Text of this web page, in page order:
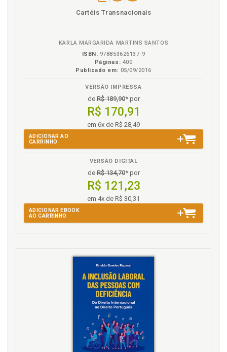
Cartéis Transnacionais
KARLA MARGARIDA MARTINS SANTOS
ISBN: 978853626137-9
Páginas: 400
Publicado em: 05/09/2016
VERSÃO IMPRESSA
deR$ 189,90* por
R$ 170,91
em 6x de R$ 28,49
ADICIONAR AO
CARRINHO
VERSÃO DIGITAL
deR$ 134,70* por
R$ 121,23
em 4x de R$ 30,31
ADICIONAR EBOOK
AO CARRINHO